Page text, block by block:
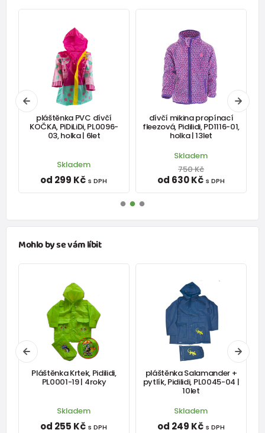
pláštěnka PVC dívčí
KOČKA, PiDiLiDi, PL0096-
03, holka | 6let
Skladem
od 299 Kč s DPH
dívčí mikina propínací
fleezová, Pidilidi, PD1116-01,
holka | 13let
Skladem
750 Kč
od 630 Kč s DPH
Mohlo by se vám líbit
Pláštěnka Krtek, Pidilidi,
PL0001-19 | 4roky
Skladem
od 255 Kč s DPH
pláštěnka Salamander +
pytlík, Pidilidi, PL0045-04 |
10let
Skladem
od 249 Kč s DPH